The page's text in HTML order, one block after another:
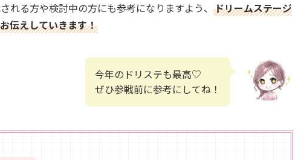
れる方や検討中の方にも参考になりますよう、 ドリームステージ
伝えしていきます！
今年のドリステも最高♡
ぜひ参戦前に参考にしてね！